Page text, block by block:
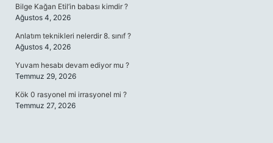
Bilge Kağan Etil’in babası kimdir ?
Ağustos 4, 2026
Anlatım teknikleri nelerdir 8. sınıf ?
Ağustos 4, 2026
Yuvam hesabı devam ediyor mu ?
Temmuz 29, 2026
Kök 0 rasyonel mi irrasyonel mi ?
Temmuz 27, 2026